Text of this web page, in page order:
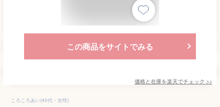
この商品をサイトでみる
価格と在庫を楽天でチェック >>
ころころあい(40代・女性)